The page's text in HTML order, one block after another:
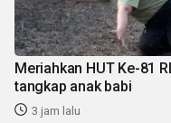
Meriahkan HUT Ke-81
tangkap anak babi
3 jam lalu